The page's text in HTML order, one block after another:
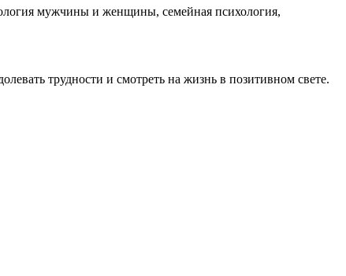
мужчины и женщины, семейная психология,
трудности и смотреть на жизнь в позитивном свете.